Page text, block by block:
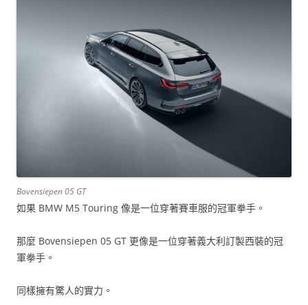
Bovensiepen 05 GT
如果 BMW M5 Touring 像是一位穿著賽車服的冠軍拳手。
那麼 Bovensiepen 05 GT 更像是一位穿著義大利訂製西裝的冠
軍拳手。
同樣擁有驚人的實力。